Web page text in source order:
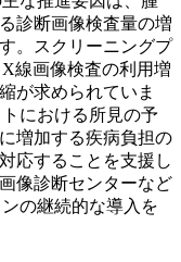
診断画像検査量の増
。スクリーニングプ
線画像検査の利用増
が求められていま
における所見の予
増加する疾病負担の
応することを支援し
像診断センターなど
の継続的な導入を